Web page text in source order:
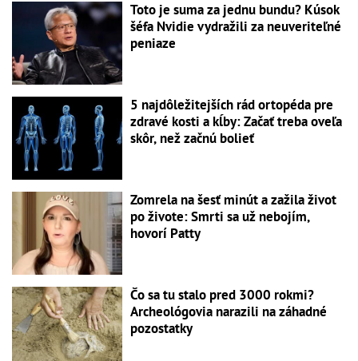
Toto je suma za jednu bundu? Kúsok
šéfa Nvidie vydražili za neuveriteľné
peniaze
5 najdôležitejších rád ortopéda pre
zdravé kosti a kĺby: Začať treba oveľa
skôr, než začnú bolieť
Zomrela na šesť minút a zažila život
po živote: Smrti sa už nebojím,
hovorí Patty
Čo sa tu stalo pred 3000 rokmi?
Archeológovia narazili na záhadné
pozostatky